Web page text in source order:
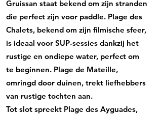
Gruissan staat bekend om zijn stranden
die perfect zijn voor paddle. Plage des
Chalets, bekend om zijn filmische sfeer,
is ideaal voor SUP-sessies dankzij het
rustige en ondiepe water, perfect om
te beginnen. Plage de Mateille,
omringd door duinen, trekt liefhebbers
van rustige tochten aan.
Tot slot spreekt Plage des Ayguades,